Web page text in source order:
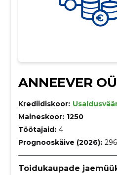
ANNEEVER OÜ
Krediidiskoor:
Maineskoor: 1250
Töötajaid: 4
Prognooskäive (2026):
Toidukaupade